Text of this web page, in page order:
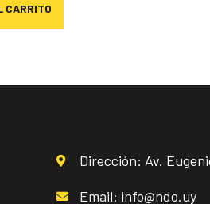
CARRITO
Dirección: Av.
Email: info@ndo.uy